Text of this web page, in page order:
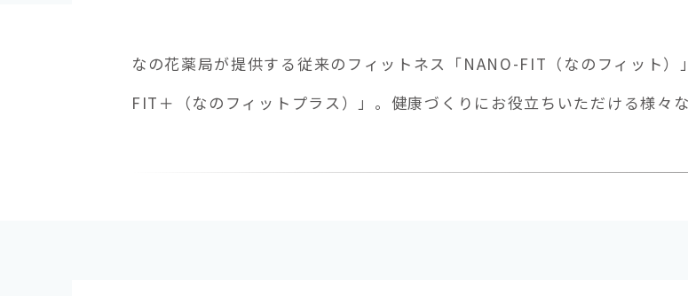
なの花薬局が提供する従来のフィットネス「NANO-FIT（なのフィット
FIT＋（なのフィットプラス）」。健康づくりにお役立ちいただける様々